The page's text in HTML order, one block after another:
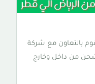
بالتعاون مع شركة
من داخل وخارج